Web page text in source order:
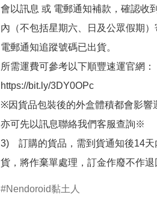
會以訊息 或 電郵通知補款，確認收
內（不包括星期六、日及公眾假期
電郵通知追蹤號碼已出貨。
所需運費可參考以下順豐速運官網：
https://bit.ly/3DY0OPc
※因貨品包裝後的外盒體積都會影響
亦可先以訊息聯絡我們客服查詢※
3)　訂購的貨品，需到貨通知後14
貨，將作棄單處理，訂金作廢不作退
Nendoroid黏土人